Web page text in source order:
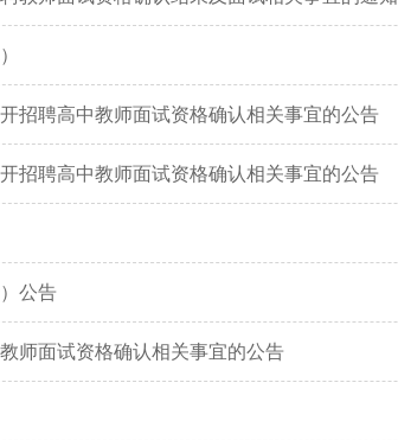
招聘高中教师面试资格确认相关事宜的公告
招聘高中教师面试资格确认相关事宜的公告
公告
师面试资格确认相关事宜的公告